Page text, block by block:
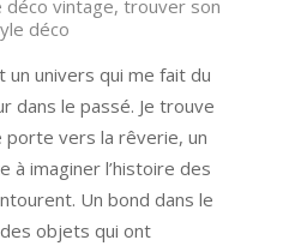
déco vintage, trouver son
déco
univers qui me fait du
dans le passé. Je trouve
porte vers la rêverie, un
à imaginer l’histoire des
Un bond dans le
objets qui ont